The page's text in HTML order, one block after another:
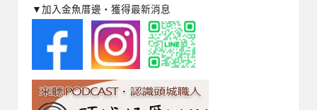
▼加入金魚厝邊‧獲得最新消息